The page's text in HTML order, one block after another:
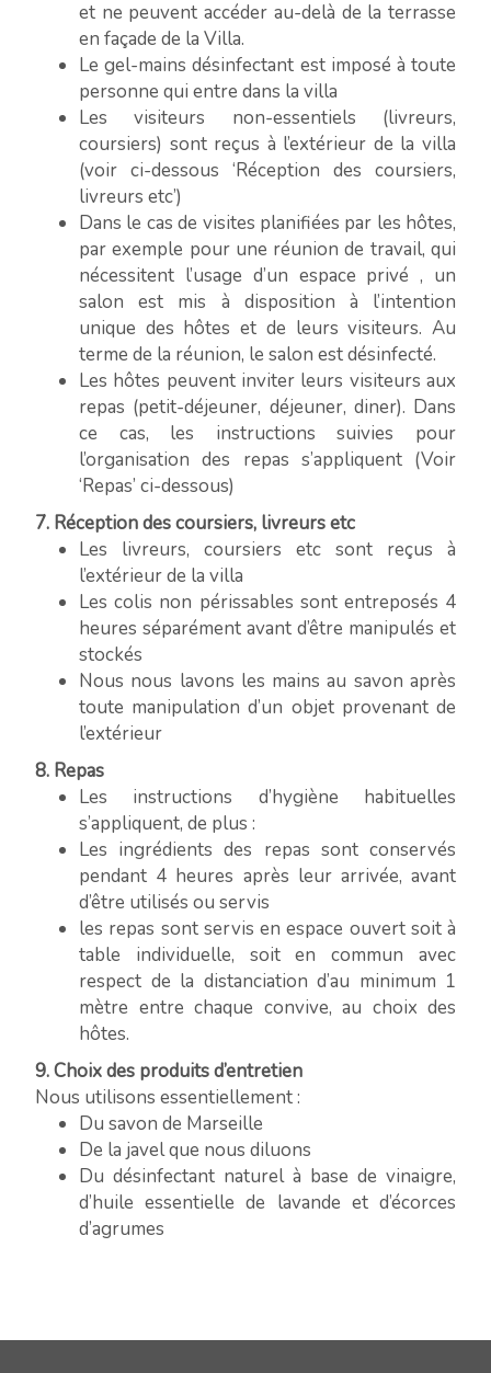
et ne peuvent accéder au-delà de la terrasse
en façade de la Villa.
Le gel-mains désinfectant est imposé à toute
personne qui entre dans la villa
Les visiteurs non-essentiels (livreurs,
coursiers) sont reçus à l’extérieur de la villa
(voir ci-dessous ‘Réception des coursiers,
livreurs etc’)
Dans le cas de visites planifiées par les hôtes,
par exemple pour une réunion de travail, qui
nécessitent l’usage d’un espace privé , un
salon est mis à disposition à l’intention
unique des hôtes et de leurs visiteurs. Au
terme de la réunion, le salon est désinfecté.
Les hôtes peuvent inviter leurs visiteurs aux
repas (petit-déjeuner, déjeuner, diner). Dans
ce cas, les instructions suivies pour
l’organisation des repas s’appliquent (Voir
‘Repas’ ci-dessous)
7. Réception des coursiers, livreurs etc
Les livreurs, coursiers etc sont reçus à
l’extérieur de la villa
Les colis non périssables sont entreposés 4
heures séparément avant d’être manipulés et
stockés
Nous nous lavons les mains au savon après
toute manipulation d’un objet provenant de
l’extérieur
8. Repas
Les instructions d’hygiène habituelles
s’appliquent, de plus :
Les ingrédients des repas sont conservés
pendant 4 heures après leur arrivée, avant
d’être utilisés ou servis
les repas sont servis en espace ouvert soit à
table individuelle, soit en commun avec
respect de la distanciation d’au minimum 1
mètre entre chaque convive, au choix des
hôtes.
9. Choix des produits d’entretien
Nous utilisons essentiellement :
Du savon de Marseille
De la javel que nous diluons
Du désinfectant naturel à base de vinaigre,
d’huile essentielle de lavande et d’écorces
d’agrumes